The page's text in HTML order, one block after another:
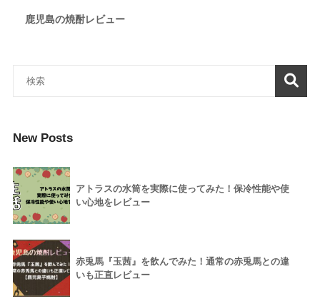
鹿児島の焼酎レビュー
New Posts
アトラスの水筒を実際に使ってみた！保冷性能や使
い心地をレビュー
赤兎馬『玉茜』を飲んでみた！通常の赤兎馬との違
いも正直レビュー